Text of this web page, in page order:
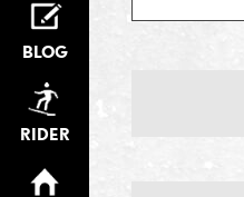
BLOG
RIDER